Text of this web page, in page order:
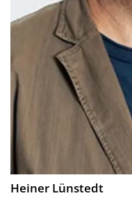
Heiner Lünstedt